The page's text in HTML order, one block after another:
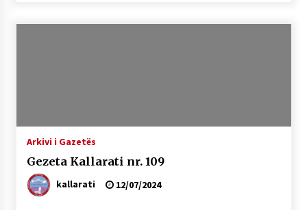
Arkivi i Gazetës
Gezeta Kallarati nr. 109
kallarati 12/07/2024